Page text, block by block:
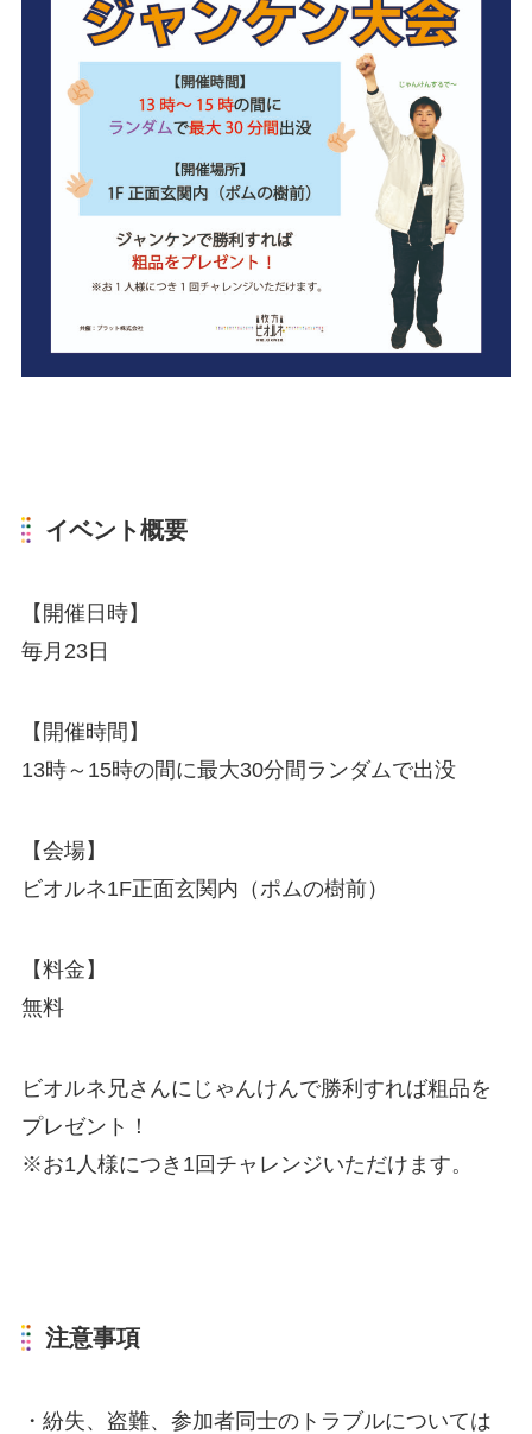
イベント概要
【開催日時】
毎月23日
【開催時間】
13時～15時の間に最大30分間ランダムで出没
【会場】
ビオルネ1F正面玄関内（ポムの樹前）
【料金】
無料
ビオルネ兄さんにじゃんけんで勝利すれば粗品を
プレゼント！
※お1人様につき1回チャレンジいただけます。
注意事項
・紛失、盗難、参加者同士のトラブルについては